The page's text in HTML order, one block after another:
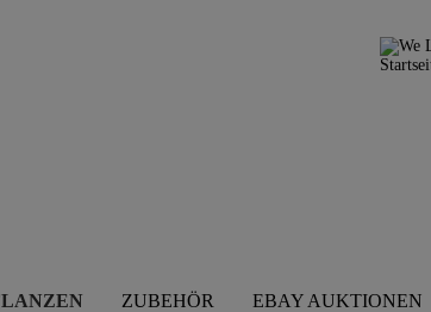
ZUBEHÖR EBAY AUKTIONEN